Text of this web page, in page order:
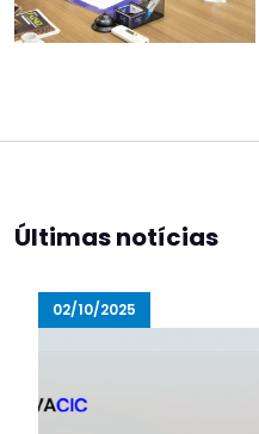
Últimas notícias
02/10/2025